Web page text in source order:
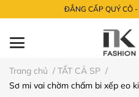
ĐẲNG CẤP QUÝ CÔ
Trang chủ / TẤT CẢ SP /
Sơ mi vai chờm chấm bi xếp eo